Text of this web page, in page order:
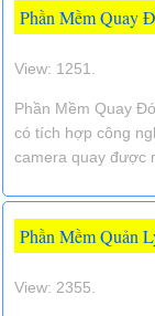
Phần Mềm Quay
View: 1251.
Phần Mềm Quay
có tích hợp công
camera quay được
Phần Mềm Quản
View: 2355.